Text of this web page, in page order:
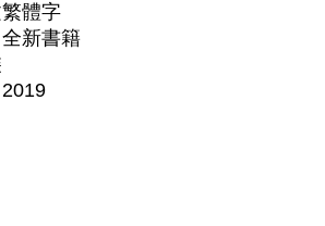
體字
新書籍